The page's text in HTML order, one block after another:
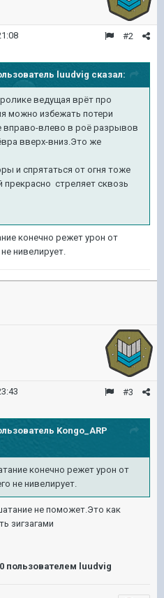
#2
luudvig сказал:
ведущая врёт про
можно избежать потери
влево в роё разрывов
вверх-вниз.Это же
и спрятаться от огня тоже
прекрасно стреляет сквозь
конечно режет урон от
нивелирует.
#3
Kongo_ARP
конечно режет урон от
не нивелирует.
не поможет.Это как
зигзагами
пользователем luudvig